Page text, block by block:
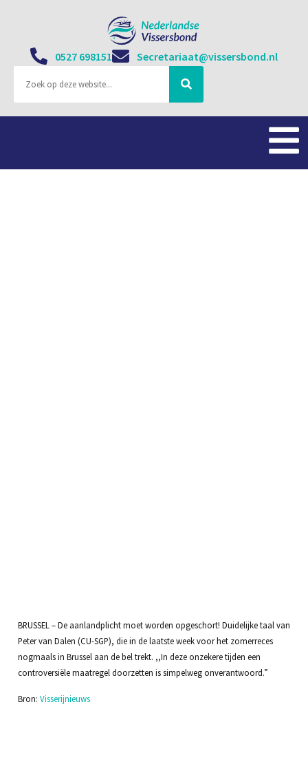
0527 698151 Secretariaat@vissersbond.nl
BRUSSEL – De aanlandplicht moet worden opgeschort! Duidelijke taal van
Peter van Dalen (CU-SGP), die in de laatste week voor het zomerreces
nogmaals in Brussel aan de bel trekt. ,,In deze onzekere tijden een
controversiële maatregel doorzetten is simpelweg onverantwoord.”
Bron: Visserijnieuws